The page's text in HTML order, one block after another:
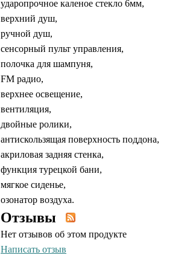
ударопрочное каленое стекло 6мм,
верхний душ,
ручной душ,
сенсорный пульт управления,
полочка для шампуня,
FM радио,
верхнее освещение,
вентиляция,
двойные ролики,
антискользящая поверхность поддона,
акриловая задняя стенка,
функция турецкой бани,
мягкое сиденье,
озонатор воздуха.
Отзывы
Нет отзывов об этом продукте
Написать отзыв